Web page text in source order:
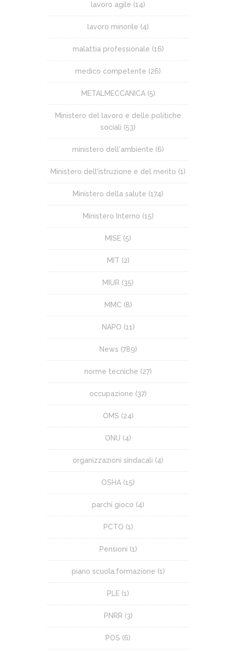
lavoro agile (14)
lavoro minorile (4)
malattia professionale (16)
medico competente (26)
METALMECCANICA(5)
Ministero del lavoro e delle politiche
sociali (53)
ministero dell'ambiente (6)
Ministero dell'istruzione e del merito (1)
Ministero della salute (174)
Ministero Interno (15)
MISE (5)
MIT (2)
MIUR (35)
MMC (8)
NAPO (11)
News (789)
norme tecniche (27)
occupazione (37)
OMS (24)
ONU (4)
organizzazioni sindacali (4)
OSHA (15)
parchi gioco (4)
PCTO (1)
Pensioni (1)
piano scuola.formazione (1)
PLE (1)
PNRR (3)
POS (6)